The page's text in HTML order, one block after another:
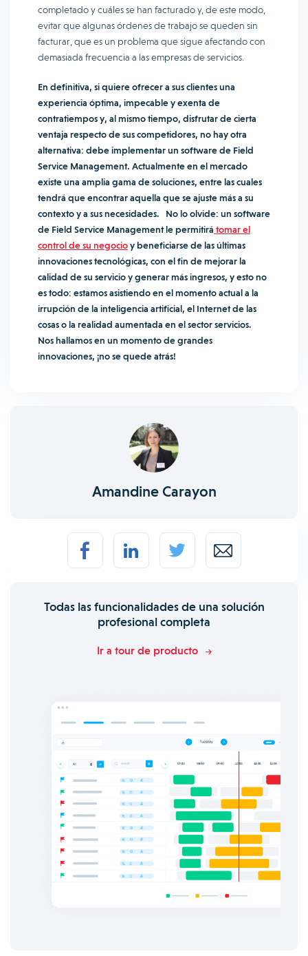
completado y cuáles se han facturado y, de este modo,
evitar que algunas órdenes de trabajo se queden sin
facturar, que es un problema que sigue afectando con
demasiada frecuencia a las empresas de servicios.
En definitiva, si quiere ofrecer a sus clientes una
experiencia óptima, impecable y exenta de
contratiempos y, al mismo tiempo, disfrutar de cierta
ventaja respecto de sus competidores, no hay otra
alternativa: debe implementar un software de Field
Service Management. Actualmente en el mercado
existe una amplia gama de soluciones, entre las cuales
tendrá que encontrar aquella que se ajuste más a su
contexto y a sus necesidades. No lo olvide: un software
de Field Service Management le permitirá tomar el
control de su negocioy beneficiarse de las últimas
innovaciones tecnológicas, con el fin de mejorar la
calidad de su servicio y generar más ingresos, y esto no
es todo: estamos asistiendo en el momento actual a la
irrupción de la inteligencia artificial, el Internet de las
cosas o la realidad aumentada en el sector servicios.
Nos hallamos en un momento de grandes
innovaciones, ¡no se quede atrás!
Amandine Carayon
Todas las funcionalidades de una solución
profesional completa
Ir a tour de producto